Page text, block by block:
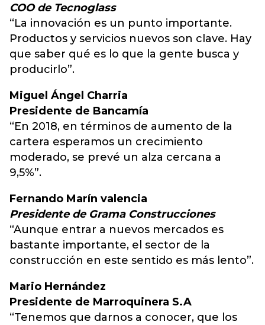
COO de Tecnoglass
“La innovación es un punto importante.
Productos y servicios nuevos son clave. Hay
que saber qué es lo que la gente busca y
producirlo”.
Miguel Ángel Charria
Presidente de Bancamía
“En 2018, en términos de aumento de la
cartera esperamos un crecimiento
moderado, se prevé un alza cercana a
9,5%”.
Fernando Marín valencia
Presidente de Grama Construcciones
“Aunque entrar a nuevos mercados es
bastante importante, el sector de la
construcción en este sentido es más lento”.
Mario Hernández
Presidente de Marroquinera S.A
“Tenemos que darnos a conocer, que los